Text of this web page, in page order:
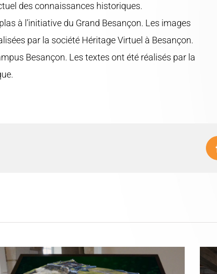
des connaissances historiques.
à l’initiative du Grand Besançon. Les images
par la société Héritage Virtuel à Besançon.
Besançon. Les textes ont été réalisés par la